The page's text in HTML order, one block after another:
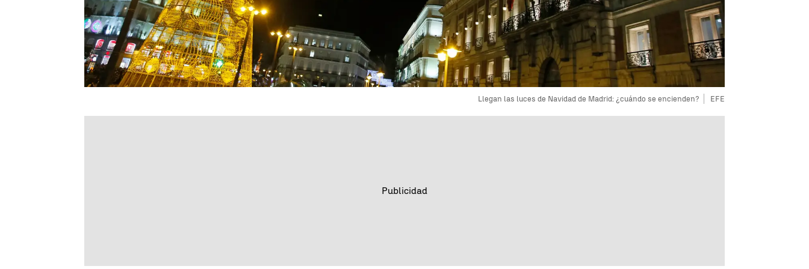
Llegan las luces de Navidad de Madrid: ¿cuándo se encienden? EFE